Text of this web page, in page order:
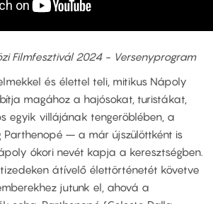
Filmfesztivál 2024 - Versenyprogram
és élettel teli, mitikus Nápoly
magához a hajósokat, turistákat,
egyik villájának tengeröblében, a
Parthenopé – a már újszülöttként is
ókori nevét kapja a keresztségben.
átívelő élettörténetét követve
jutunk el, ahová a